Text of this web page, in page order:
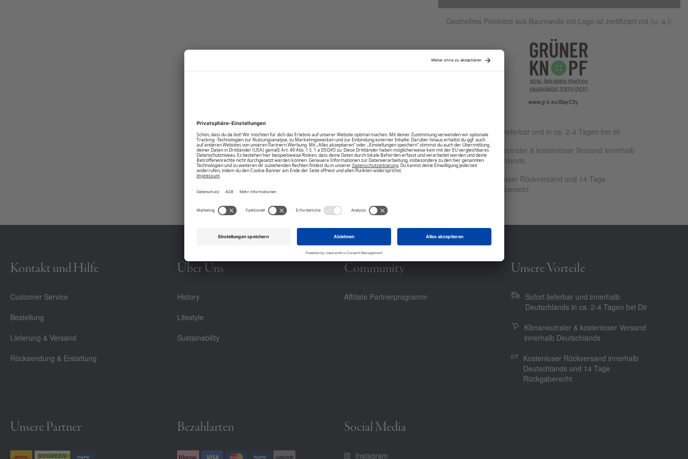
Gestreiftes Polokleid aus Baumwolle mit Logo ist zertifiziert mit (u. a.):
www.g-k.eu/BayCity
Sofort lieferbar und in ca. 2-4 Tagen bei dir
Klimaneutraler & kostenloser Versand innerhalb
Deutschlands
Kostenloser Rückversand und 14 Tage
Rückgaberecht
Kontakt und Hilfe
Customer Service
Bestellung
Lieferung & Versand
Rücksendung & Erstattung
Über Uns
History
Lifestyle
Sustainability
Community
Affiliate Partnerprogramm
Unsere Vorteile
Sofort lieferbar und innerhalb
Deutschlands in ca. 2-4 Tagen bei Dir
Klimaneutraler & kostenloser Versand
innerhalb Deutschlands
Kostenloser Rückversand innerhalb
Deutschlands und 14 Tage
Rückgaberecht
Unsere Partner Bezahlarten Social Media
Instagram